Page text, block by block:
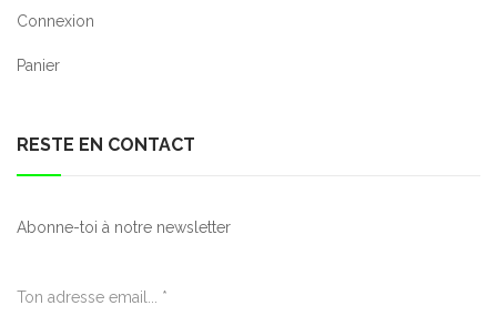
Connexion
Panier
RESTE EN CONTACT
Abonne-toi à notre newsletter